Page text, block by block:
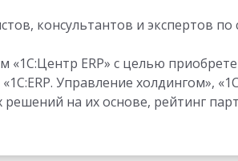
консультантов и экспертов по
ERP» с целью
Управление холдингом»,
на их основе, рейтинг